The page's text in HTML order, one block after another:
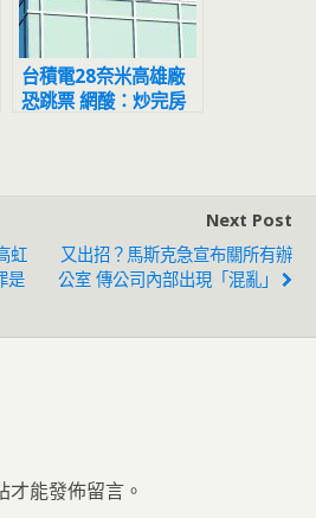
台積電28奈米高雄廠
恐跳票 網酸：炒完房
虹
是
Next Post
又出招？馬斯克急宣布關所有辦
公室 傳公司內部出現「混亂」
才能發佈留言。